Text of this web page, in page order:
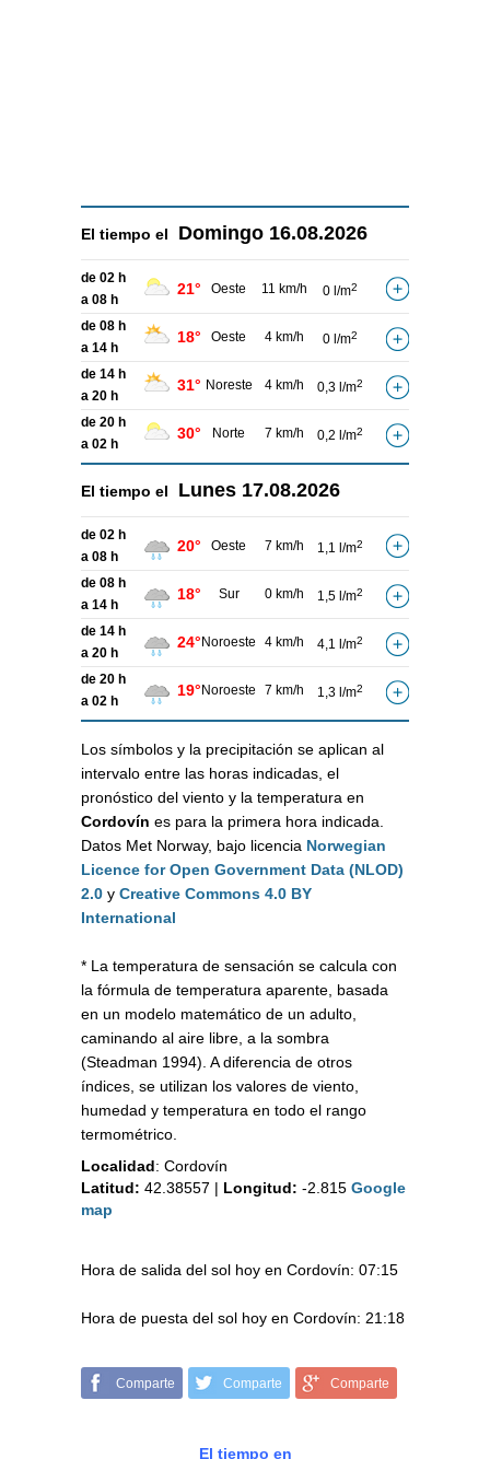
El tiempo el Domingo 16.08.2026
de 02 h
a 08 h
21° Oeste 11 km/h 0 l/m2
de 08 h
a 14 h
18° Oeste 4 km/h 0 l/m2
de 14 h
a 20 h
31° Noreste 4 km/h 0,3 l/m2
de 20 h
a 02 h
30° Norte 7 km/h 0,2 l/m2
El tiempo el Lunes 17.08.2026
de 02 h
a 08 h
20° Oeste 7 km/h 1,1 l/m2
de 08 h
a 14 h
18° Sur 0 km/h 1,5 l/m2
de 14 h
a 20 h
24° Noroeste 4 km/h 4,1 l/m2
de 20 h
a 02 h
19° Noroeste 7 km/h 1,3 l/m2
Los símbolos y la precipitación se aplican al
intervalo entre las horas indicadas, el
pronóstico del viento y la temperatura en
Cordovín es para la primera hora indicada.
Datos Met Norway, bajo licencia Norwegian
Licence for Open Government Data (NLOD)
2.0 y Creative Commons 4.0 BY
International
* La temperatura de sensación se calcula con
la fórmula de temperatura aparente, basada
en un modelo matemático de un adulto,
caminando al aire libre, a la sombra
(Steadman 1994). A diferencia de otros
índices, se utilizan los valores de viento,
humedad y temperatura en todo el rango
termométrico.
Localidad: Cordovín
Latitud: 42.38557 | Longitud: -2.815 Google
map
Hora de salida del sol hoy en Cordovín: 07:15
Hora de puesta del sol hoy en Cordovín: 21:18
Comparte Comparte Comparte
El tiempo en